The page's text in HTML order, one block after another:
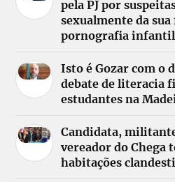
pela PJ por
sexualmente da
pornografia infantil
Isto é Gozar com o
debate de literacia
estudantes na
Candidata,
vereador do Chega
habitações